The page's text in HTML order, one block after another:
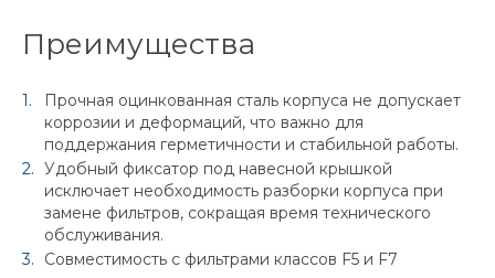
Преимущества
Прочная оцинкованная сталь корпуса не допускает
коррозии и деформаций, что важно для
поддержания герметичности и стабильной работы.
Удобный фиксатор под навесной крышкой
исключает необходимость разборки корпуса при
замене фильтров, сокращая время технического
обслуживания.
Совместимость с фильтрами классов F5 и F7